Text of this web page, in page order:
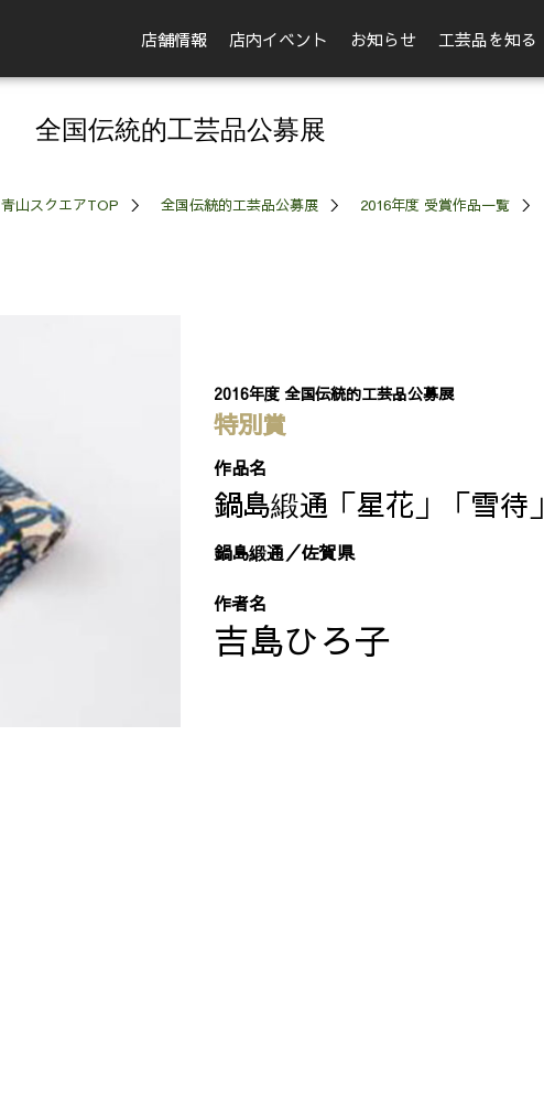
店舗情報 店内イベント お知らせ 工芸品を知る
全国伝統的工芸品公募展
青山スクエアTOP 全国伝統的工芸品公募展 2016年度 受賞作品一覧
2016年度 全国伝統的工芸品公募展
特別賞
作品名
鍋島緞通「星花」「雪待」
鍋島緞通／佐賀県
作者名
吉島ひろ子